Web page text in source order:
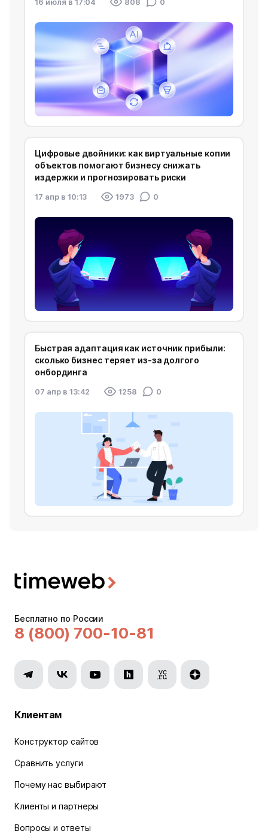
Цифровые двойники: как виртуальные копии
объектов помогают бизнесу снижать
издержки и прогнозировать риски
17 апр в 10:13 1973 0
Быстрая адаптация как источник прибыли:
сколько бизнес теряет из‑за долгого
онбординга
07 апр в 13:42 1258 0
Бесплатно по России
8 (800) 700-10-81
Клиентам
Конструктор сайтов
Сравнить услуги
Почему нас выбирают
Клиенты и партнеры
Вопросы и ответы